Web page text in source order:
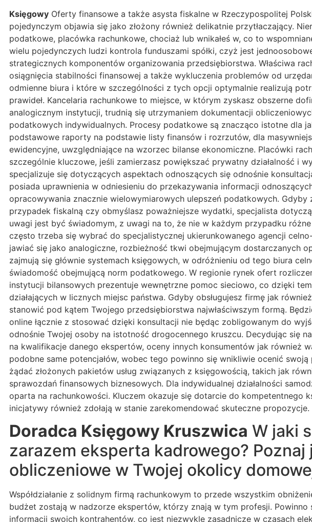
Księgowy Oferty finansowe a także asysta fiskalne w Rzeczypospolitej
pojedynczym objawia się jako złożony również delikatnie przytłaczający.
podatkowe, placówka rachunkowe, chociaż lub wnikałeś w, co to
wielu pojedynczych ludzi kontrola funduszami spółki, czyż jest
strategicznych komponentów organizowania przedsiębiorstwa. Właściwa
osiągnięcia stabilności finansowej a także wykluczenia problemów od
odmienne biura i które w szczególności z tych opcji optymalnie realizują
prawideł. Kancelaria rachunkowe to miejsce, w którym zyskasz obszerne
analogicznym instytucji, trudnią się utrzymaniem dokumentacji
podatkowych indywidualnych. Procesy podatkowe są znacząco istotne dla
podstawowe raporty na podstawie listy finansów i rozrzutów, dla
ewidencyjne, uwzględniające na wzorzec bilanse ekonomiczne. Placówki
szczególnie kluczowe, jeśli zamierzasz powiększać prywatny działalność i
specjalizuje się dotyczących aspektach odnoszących się odnośnie
posiada uprawnienia w odniesieniu do przekazywania informacji
opracowywania znacznie wielowymiarowych ulepszeń podatkowych.
przypadek fiskalną czy obmyślasz poważniejsze wydatki, specjalista
uwagi jest być świadomym, z uwagi na to, że nie w każdym przypadku
często trzeba się wybrać do specjalistycznej ukierunkowanego agencji
jawiać się jako analogiczne, rozbieżność tkwi obejmującym dostarczanych
zajmują się głównie systemach księgowych, w odróżnieniu od tego biura
świadomość obejmującą norm podatkowego. W regionie rynek ofert
instytucji bilansowych prezentuje wewnętrzne pomoc sieciowo, co dzięki
działających w licznych miejsc państwa. Gdyby obsługujesz firmę jak
stanowić pod kątem Twojego przedsiębiorstwa najwłaściwszym formą.
online łącznie z stosować dzięki konsultacji nie będąc zobligowanym do
odnośnie Twojej osoby na istotność drogocennego kruszcu. Decydując się
na kwalifikacje danego ekspertów, oceny innych konsumentów jak
podobne same potencjałów, wobec tego powinno się wnikliwie ocenić
żądać złożonych pakietów usług związanych z księgowością, takich jak
sprawozdań finansowych biznesowych. Dla indywidualnej działalności
oparta na rachunkowości. Kluczem okazuje się dotarcie do kompetentnego
inicjatywy również zdołają w stanie zarekomendować skuteczne propozycje.
Doradca Księgowy Kruszwica W jaki
zarazem eksperta kadrowego?
obliczeniowe w Twojej okolicy
Współdziałanie z solidnym firmą rachunkowym to przede wszystkim
budżet zostają w nadzorze ekspertów, którzy znają w tym profesji.
informacji swoich kontrahentów, co jest niezwykle zasadnicze w czasach